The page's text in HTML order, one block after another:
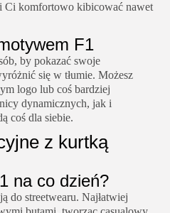
Ci komfortowo kibicować nawet
F1
by pokazać swoje
się w tłumie. Możesz
logo lub coś bardziej
dynamicznych, jak i
coś dla siebie.
z kurtką
na co dzień?
do streetwearu. Najłatwiej